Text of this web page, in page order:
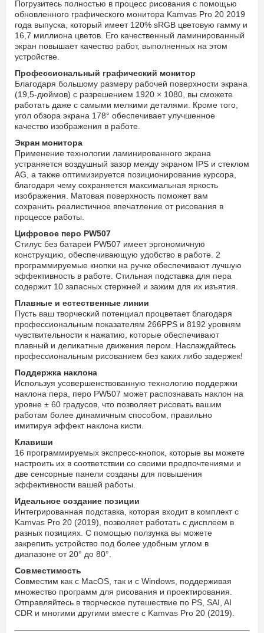
Погрузитесь полностью в процесс рисования с помощью
обновленного графического монитора Kamvas Pro 20 2019
года выпуска, который имеет 120% sRGB цветовую гамму и
16,7 миллиона цветов. Его качественный ламинированный
экран повышает качество работ, выполненных на этом
устройстве.
Профессиональный графический монитор
Благодаря большому размеру рабочей поверхности экрана
(19,5-дюймов) с разрешением 1920 × 1080, вы сможете
работать даже с самыми мелкими деталями. Кроме того,
угол обзора экрана 178° обеспечивает улучшенное
качество изображения в работе.
Экран монитора
Применение технологии ламинированного экрана
устраняется воздушный зазор между экраном IPS и стеклом
AG, а также оптимизируется позиционирование курсора,
благодаря чему сохраняется максимальная яркость
изображения. Матовая поверхность поможет вам
сохранить реалистичное впечатление от рисования в
процессе работы.
Цифровое перо PW507
Стилус без батареи PW507 имеет эргономичную
конструкцию, обеспечивающую удобство в работе. 2
программируемые кнопки на ручке обеспечивают лучшую
эффективность в работе. Стильная подставка для пера
содержит 10 запасных стержней и зажим для их изъятия.
Плавные и естественные линии
Пусть ваш творческий потенциал процветает благодаря
профессиональным показателям 266PPS и 8192 уровням
чувствительности к нажатию, которые обеспечивают
плавный и деликатные движения пером. Наслаждайтесь
профессиональным рисованием без каких либо задержек!
Поддержка наклона
Используя усовершенствованную технологию поддержки
наклона пера, перо PW507 может распознавать наклон на
уровне ± 60 градусов, что позволяет рисовать вашим
работам более динамичным способом, правильно
имитируя эффект наклона кисти.
Клавиши
16 программируемых экспресс-кнопок, которые вы можете
настроить их в соответствии со своими предпочтениями и
две сенсорные панели созданы для повышения
эффективности вашей работы.
Идеальное создание позиции
Интегрированная подставка, которая входит в комплект с
Kamvas Pro 20 (2019), позволяет работать с дисплеем в
разных позициях. С помощью ползунка вы можете
закрепить устройство под более удобным углом в
диапазоне от 20° до 80°.
Совместимость
Совместим как с MacOS, так и с Windows, поддерживая
множество программ для рисования и проектирования.
Отправляйтесь в творческое путешествие по PS, SAI, AI
CDR и многими другими вместе с Kamvas Pro 20 (2019).